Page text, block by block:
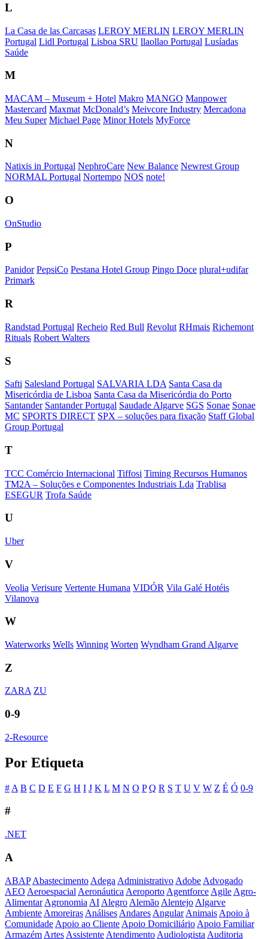
L
La Casa de las Carcasas LEROY MERLIN LEROY MERLIN
Portugal Lidl Portugal Lisboa SRU llaollao Portugal Lusíadas
Saúde
M
MACAM – Museum + Hotel Makro MANGO Manpower
Mastercard Maxmat McDonald’s Meivcore Industry Mercadona
Meu Super Michael Page Minor Hotels MyForce
N
Natixis in Portugal NephroCare New Balance Newrest Group
NORMAL Portugal Nortempo NOS note!
O
OnStudio
P
Panidor PepsiCo Pestana Hotel Group Pingo Doce plural+udifar
Primark
R
Randstad Portugal Recheio Red Bull Revolut RHmais Richemont
Rituals Robert Walters
S
Safti Salesland Portugal SALVARIA LDA Santa Casa da
Misericórdia de Lisboa Santa Casa da Misericórdia do Porto
Santander Santander Portugal Saudade Algarve SGS Sonae Sonae
MC SPORTS DIRECT SPX – soluções para fixação Staff Global
Group Portugal
T
TCC Comércio Internacional Tiffosi Timing Recursos Humanos
TM2A – Soluções e Componentes Industriais Lda Trablisa
ESEGUR Trofa Saúde
U
Uber
V
Veolia Verisure Vertente Humana VIDÓR Vila Galé Hotéis
Vilanova
W
Waterworks Wells Winning Worten Wyndham Grand Algarve
Z
ZARA ZU
0-9
2-Resource
Por Etiqueta
# A B C D E F G H I J K L M N O P Q R S T U V W Z É Ó 0-9
#
.NET
A
ABAP Abastecimento Adega Administrativo Adobe Advogado
AEO Aeroespacial Aeronáutica Aeroporto Agentforce Agile Agro-
Alimentar Agronomia AI Alegro Alemão Alentejo Algarve
Ambiente Amoreiras Análises Andares Angular Animais Apoio à
Comunidade Apoio ao Cliente Apoio Domiciliário Apoio Familiar
Armazém Artes Assistente Atendimento Audiologista Auditoria